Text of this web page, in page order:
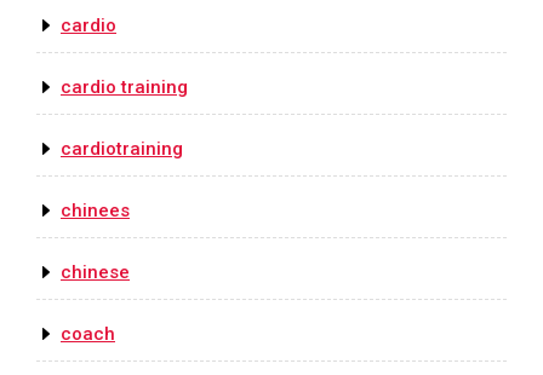
cardio
cardio training
cardiotraining
chinees
chinese
coach